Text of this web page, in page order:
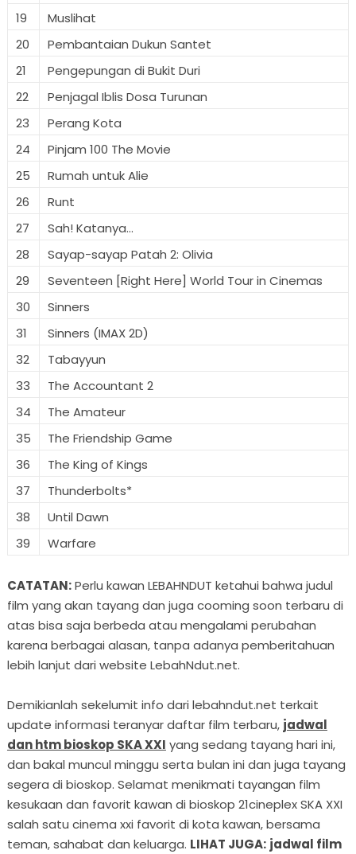
19
Muslihat
20
Pembantaian Dukun Santet
21
Pengepungan di Bukit Duri
22
Penjagal Iblis Dosa Turunan
23
Perang Kota
24
Pinjam 100 The Movie
25
Rumah untuk Alie
26
Runt
27
Sah! Katanya...
28
Sayap-sayap Patah 2: Olivia
29
Seventeen [Right Here] World Tour in Cinemas
30
Sinners
31
Sinners (IMAX 2D)
32
Tabayyun
33
The Accountant 2
34
The Amateur
35
The Friendship Game
36
The King of Kings
37
Thunderbolts*
38
Until Dawn
39
Warfare
CATATAN:Perlu kawan LEBAHNDUT ketahui bahwa judul
film yang akan tayang dan juga cooming soon terbaru di
atas bisa saja berbeda atau mengalami perubahan
karena berbagai alasan, tanpa adanya pemberitahuan
lebih lanjut dari website LebahNdut.net.
Demikianlah sekelumit info dari lebahndut.net terkait
update informasi teranyar daftar film terbaru, jadwal
dan htm bioskop SKA XXI yang sedang tayang hari ini,
dan bakal muncul minggu serta bulan ini dan juga tayang
segera di bioskop. Selamat menikmati tayangan film
kesukaan dan favorit kawan di bioskop 21cineplex SKA XXI
salah satu cinema xxi favorit di kota kawan, bersama
teman, sahabat dan keluarga. LIHAT JUGA: jadwal film